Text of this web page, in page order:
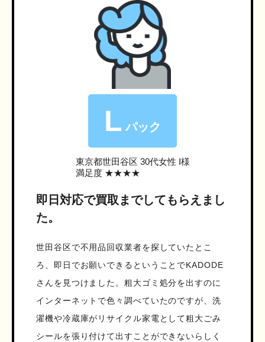
L パック
東京都世田谷区 30代女性 I様
満足度 ★★★★
即日対応で買取までしてもらえまし
た。
世田谷区で不用品回収業者を探していたとこ
ろ、即日でお願いできるということでKADODE
さんを見つけました。粗大ゴミ処分を出すのに
インターネットで色々調べていたのですが、洗
濯機や冷蔵庫がリサイクル家電として粗大ごみ
シールを張り付けて出すことができないらしく